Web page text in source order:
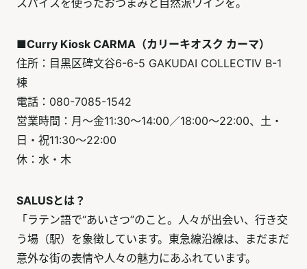
■Curry Kiosk CARMA（カリーキオスク カーマ）
住所：目黒区碑文谷6-6-5 GAKUDAI COLLECTIV B-1
棟
電話：080-7085-1542
営業時間：月～金11:30～14:00／18:00～22:00、土・
日・祝11:30～22:00
休：水・木
SALUSとは？
「ラテン語で“あいさつ”のこと。人々が出会い、行き交
う場（駅）を象徴しています。東急線沿線は、まだまだ
意外な街の表情や人々の魅力にあふれています。